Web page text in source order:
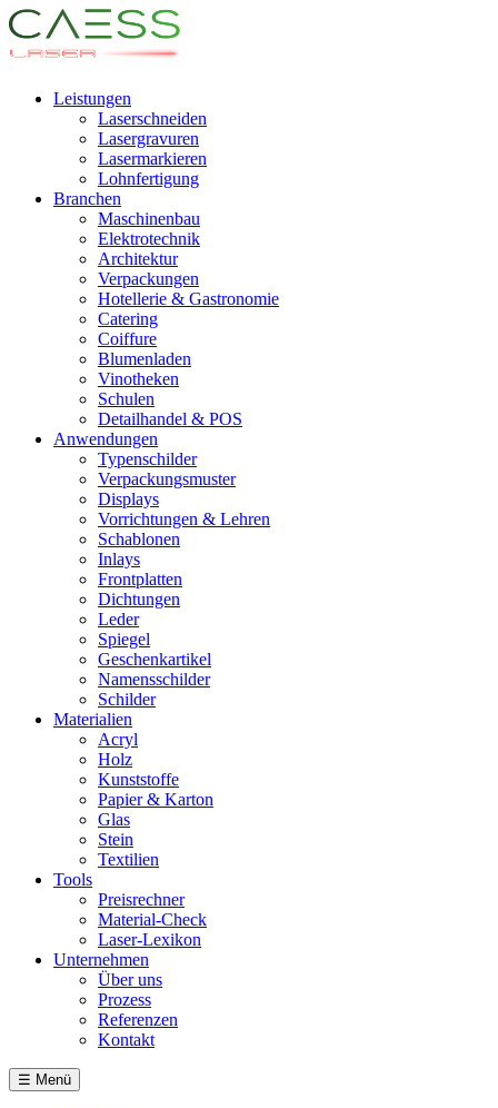
Leistungen
Laserschneiden
Lasergravuren
Lasermarkieren
Lohnfertigung
Branchen
Maschinenbau
Elektrotechnik
Architektur
Verpackungen
Hotellerie & Gastronomie
Catering
Coiffure
Blumenladen
Vinotheken
Schulen
Detailhandel & POS
Anwendungen
Typenschilder
Verpackungsmuster
Displays
Vorrichtungen & Lehren
Schablonen
Inlays
Frontplatten
Dichtungen
Leder
Spiegel
Geschenkartikel
Namensschilder
Schilder
Materialien
Acryl
Holz
Kunststoffe
Papier & Karton
Glas
Stein
Textilien
Tools
Preisrechner
Material-Check
Laser-Lexikon
Unternehmen
Über uns
Prozess
Referenzen
Kontakt
☰ Menü